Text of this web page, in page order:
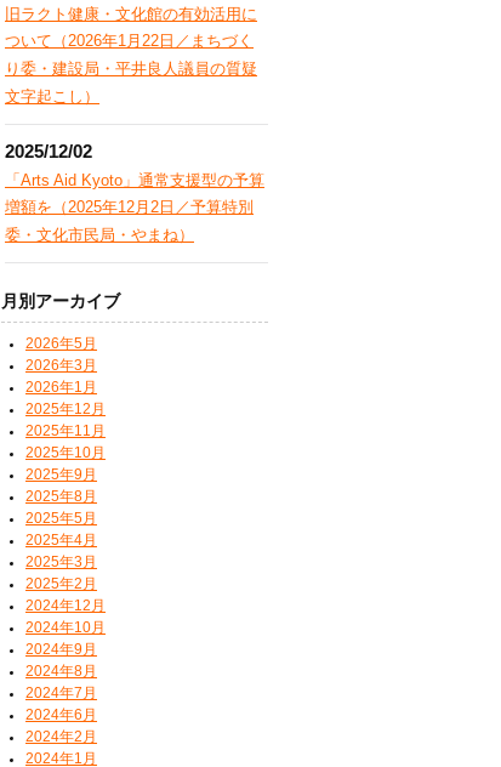
旧ラクト健康・文化館の有効活用に
ついて（2026年1月22日／まちづく
り委・建設局・平井良人議員の質疑
文字起こし）
2025/12/02
「Arts Aid Kyoto」通常支援型の予算
増額を（2025年12月2日／予算特別
委・文化市民局・やまね）
月別アーカイブ
2026年5月
2026年3月
2026年1月
2025年12月
2025年11月
2025年10月
2025年9月
2025年8月
2025年5月
2025年4月
2025年3月
2025年2月
2024年12月
2024年10月
2024年9月
2024年8月
2024年7月
2024年6月
2024年2月
2024年1月